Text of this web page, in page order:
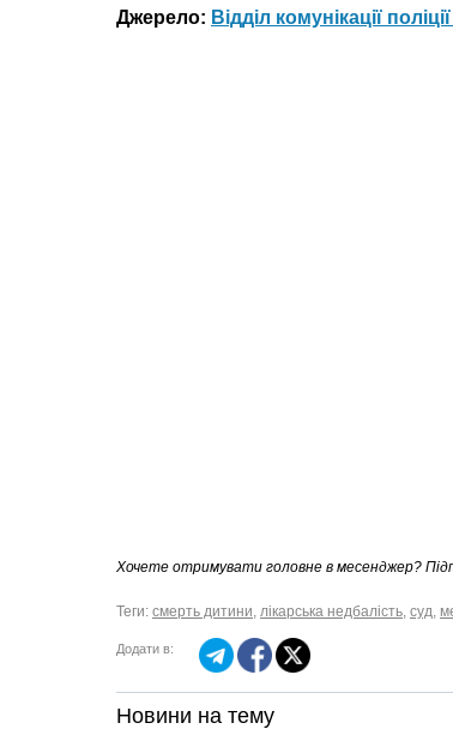
Джерело: Відділ комунікації
Хочете отримувати головне в месенджер?
Теги: смерть дитини, лікарська недбалість, суд,
Додати в:
Новини на тему